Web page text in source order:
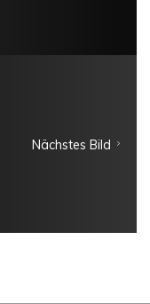
Nächstes Bild